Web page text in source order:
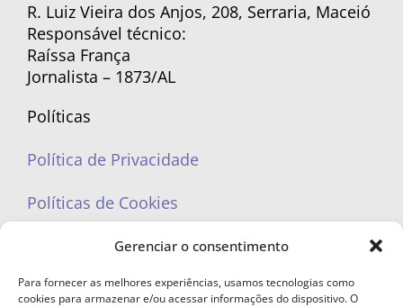
Gerenciar o consentimento
Para fornecer as melhores experiências, usamos tecnologias como
cookies para armazenar e/ou acessar informações do dispositivo. O
R. Luiz Vieira dos Anjos, 208, Serraria, Maceió
Responsável técnico:
Raíssa França
Jornalista – 1873/AL
Políticas
Política de Privacidade
Políticas de Cookies